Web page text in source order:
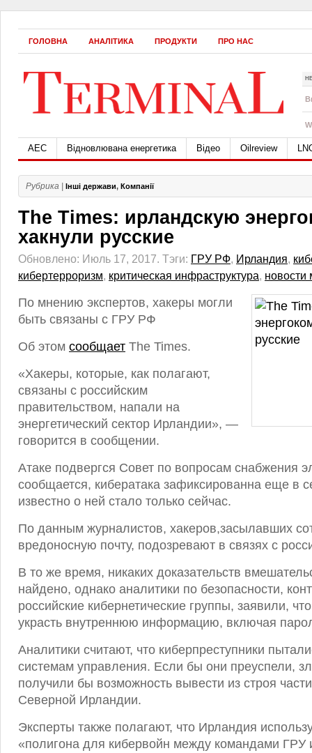
ГОЛОВНА АНАЛІТИКА ПРОДУКТИ ПРО НАС
АЕС Відновлювана енергетика Відео Oilreview
Рубрика | Інші держави, Компанії
The Times: ирландскую
хакнули русские
Обновлено: Июль 17, 2017. Тэги: ГРУ РФ, Ирландия,
кибертерроризм, критическая инфраструктура, новости
По мнению экспертов, хакеры могли
быть связаны с ГРУ РФ
Об этом сообщает The Times.
«Хакеры, которые, как полагают,
связаны с российским
правительством, напали на
энергетический сектор Ирландии», —
говорится в сообщении.
Атаке подвергся Совет по вопросам снабжения
сообщается, кибератака зафиксированна еще в
известно о ней стало только сейчас.
По данным журналистов, хакеров,засылавших
вредоносную почту, подозревают в связях с
В то же время, никаких доказательств
найдено, однако аналитики по безопасности,
российские кибернетические группы, заявили,
украсть внутреннюю информацию, включая
Аналитики считают, что киберпреступники
системам управления. Если бы они преуспели,
получили бы возможность вывести из строя
Северной Ирландии.
Эксперты также полагают, что Ирландия
«полигона для кибервойн между командами ГРУ